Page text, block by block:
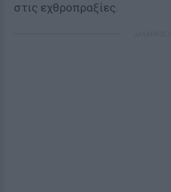
στις εχθροπραξίες.